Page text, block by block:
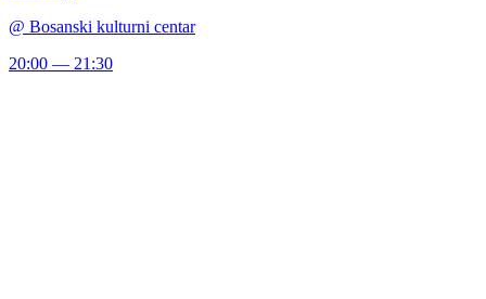
@ Bosanski kulturni centar
20:00 — 21:30